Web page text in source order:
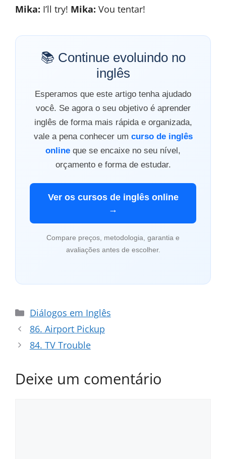
Mika: I’ll try! Mika: Vou tentar!
📚 Continue evoluindo no
inglês
Esperamos que este artigo tenha ajudado
você. Se agora o seu objetivo é aprender
inglês de forma mais rápida e organizada,
vale a pena conhecer um curso de inglês
online que se encaixe no seu nível,
orçamento e forma de estudar.
Ver os cursos de inglês online
→
Compare preços, metodologia, garantia e
avaliações antes de escolher.
Categorias
Diálogos em Inglês
86. Airport Pickup
84. TV Trouble
Deixe um comentário